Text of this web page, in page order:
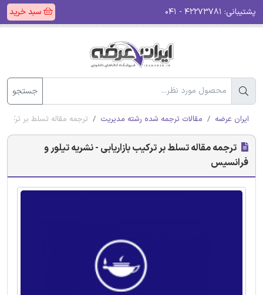
پشتیبانی: سبد خرید
جستجو
ایران عرضه مقالات ترجمه شده رشته مدیریت ترجمه مقاله تسلط بر ترکیب
ترجمه مقاله تسلط بر ترکیب بازاریابی - نشریه تیلور و
فرانسیس